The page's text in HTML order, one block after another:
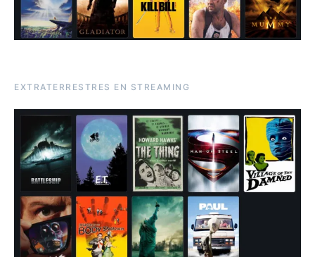
EXTRATERRESTRES EN STREAMING